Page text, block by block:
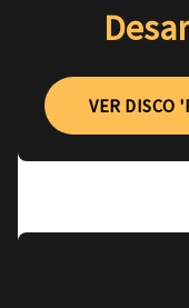
VER DISCO